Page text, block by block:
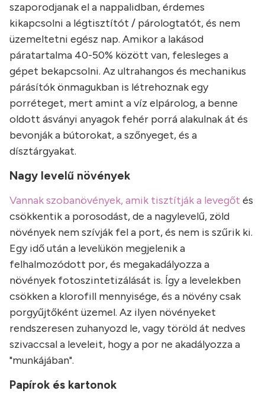
szaporodjanak el a nappalidban, érdemes
kikapcsolni a légtisztítót / párologtatót, és nem
üzemeltetni egész nap. Amikor a lakásod
páratartalma 40-50% között van, felesleges a
gépet bekapcsolni. Az ultrahangos és mechanikus
párásítók önmagukban is létrehoznak egy
porréteget, mert amint a víz elpárolog, a benne
oldott ásványi anyagok fehér porrá alakulnak át és
bevonják a bútorokat, a szőnyeget, és a
dísztárgyakat.
Nagy levelű növények
Vannak szobanövények, amik tisztítják a levegőt és
csökkentik a porosodást, de a nagylevelű, zöld
növények nem szívják fel a port, és nem is szűrik ki.
Egy idő után a levelükön megjelenik a
felhalmozódott por, és megakadályozza a
növények fotoszintetizálását is. Így a levelekben
csökken a klorofill mennyisége, és a növény csak
porgyűjtőként üzemel. Az ilyen növényeket
rendszeresen zuhanyozd le, vagy töröld át nedves
szivaccsal a leveleit, hogy a por ne akadályozza a
"munkájában".
Papírok és kartonok